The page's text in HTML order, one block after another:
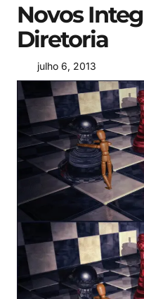
Novos
Diretoria
julho 6, 2013